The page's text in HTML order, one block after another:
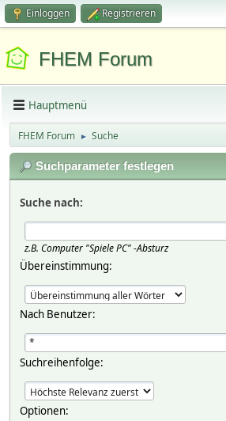
Einloggen Registrieren
FHEM Forum
Hauptmenü
FHEM Forum ► Suche
Suchparameter festlegen
Suche nach:
z.B. Computer "Spiele PC" -Absturz
Übereinstimmung:
Nach Benutzer:
Suchreihenfolge:
Optionen: